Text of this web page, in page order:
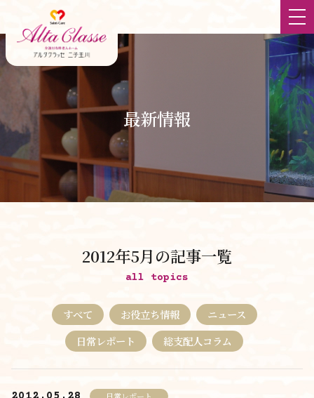
大切にしていること
チーム体制
立地
料金について
施設について
最新情報
2012年5月の記事一覧
all topics
すべて お役立ち情報
ニュース
日常レポート
総支配人コラム